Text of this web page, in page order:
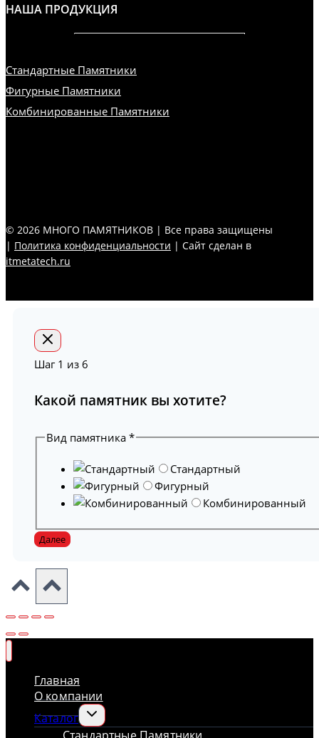
НАША ПРОДУКЦИЯ
Стандартные Памятники
Фигурные Памятники
Комбинированные Памятники
© 2026 МНОГО ПАМЯТНИКОВ | Все права защищены
| Политика конфиденциальности | Сайт сделан в
itmetatech.ru
Шаг 1 из 6
Какой памятник вы хотите?
Вид памятника*
Стандартный
Фигурный
Комбинированный
Далее
Главная
О компании
Каталог
Переключить
дочернее